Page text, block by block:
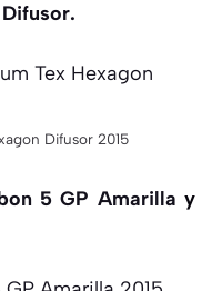
Difusor 2015
5 GP Amarilla y